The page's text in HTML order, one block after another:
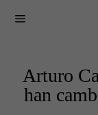
Arturo
han